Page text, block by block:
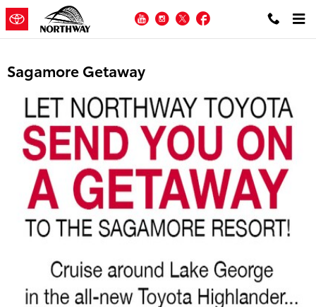
Skip to main content
YouTubeInstagram
Twitter
Sagamore Getaway